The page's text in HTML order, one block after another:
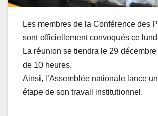
Les membres de la Conférence des
sont officiellement convoqués ce
La réunion se tiendra le 29
de 10 heures.
Ainsi, l’Assemblée nationale lance
étape de son travail institutionnel.